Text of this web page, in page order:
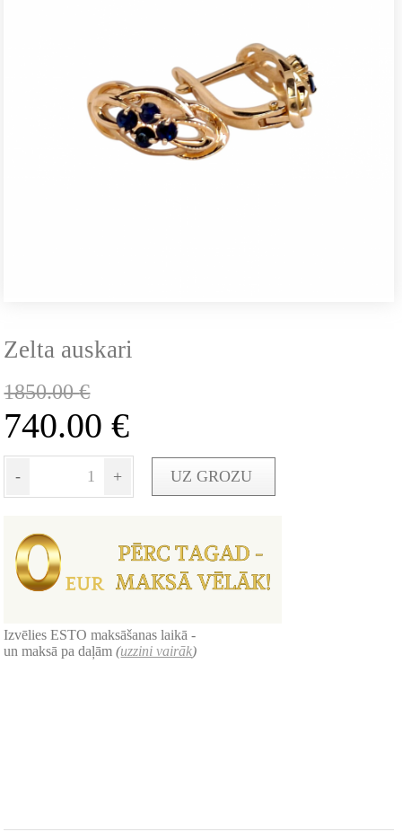
Zelta auskari
1850.00€
740.00€
- + UZ GROZU
Izvēlies ESTO maksāšanas laikā -
un maksā pa daļām(uzzini vairāk)